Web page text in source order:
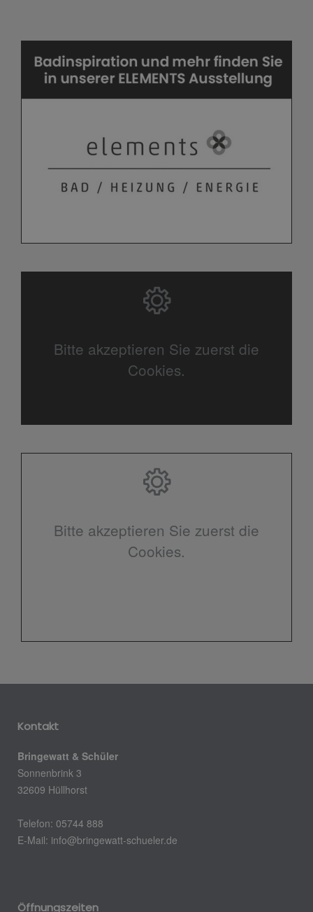
Bitte akzeptieren Sie zuerst die
Cookies.
Bitte akzeptieren Sie zuerst die
Cookies.
Kontakt
Bringewatt & Schüler
Sonnenbrink 3
32609 Hüllhorst
Telefon: 05744 888
E-Mail: info@bringewatt-schueler.de
Öffnungszeiten